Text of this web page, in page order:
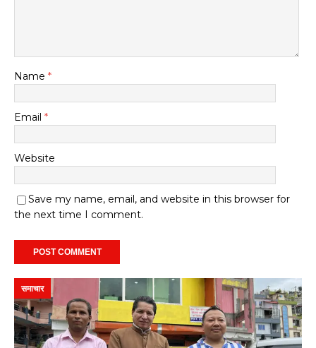
Name *
Email *
Website
Save my name, email, and website in this browser for
the next time I comment.
समाचार